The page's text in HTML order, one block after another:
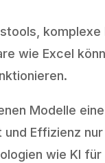
wie Excel
Modelle
Effizienz
wie KI